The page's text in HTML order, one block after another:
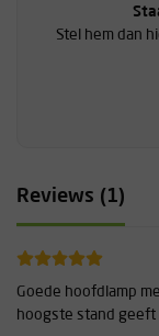
Stel hem dan
Reviews (1)
Goede hoofdlamp
hoogste stand geeft